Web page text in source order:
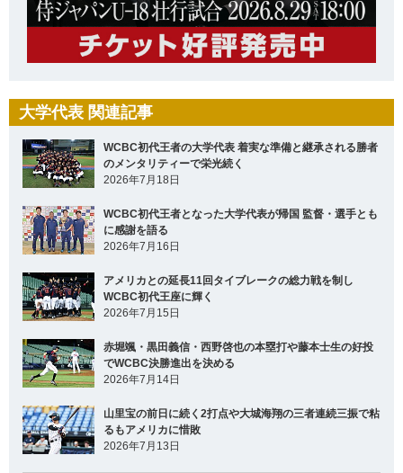
大学代表 関連記事
WCBC初代王者の大学代表 着実な準備と継承される勝者
のメンタリティーで栄光続く
2026年7月18日
WCBC初代王者となった大学代表が帰国 監督・選手とも
に感謝を語る
2026年7月16日
アメリカとの延長11回タイブレークの総力戦を制し
WCBC初代王座に輝く
2026年7月15日
赤堀颯・黒田義信・西野啓也の本塁打や藤本士生の好投
でWCBC決勝進出を決める
2026年7月14日
山里宝の前日に続く2打点や大城海翔の三者連続三振で粘
るもアメリカに惜敗
2026年7月13日